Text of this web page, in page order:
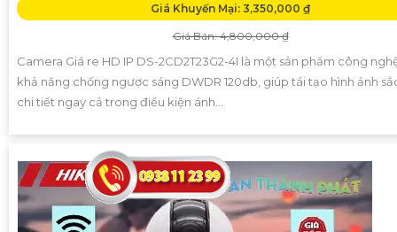
Giá Khuyến Mại: 3,350,000 ₫
Giá Bán: 4,800,000 ₫
Camera Giá re HD IP DS-2CD2T23G2-4I là một sản phẩm công
khả năng chống ngược sáng DWDR 120db, giúp tái tạo hình ảnh
chi tiết ngay cả trong điều kiện ánh...